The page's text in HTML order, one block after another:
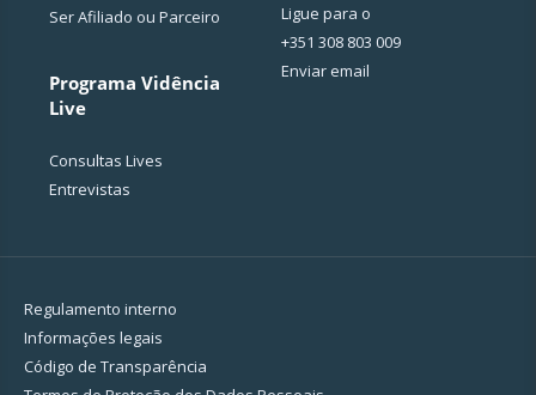
Ser Afiliado ou Parceiro
Programa Vidência
Live
Consultas Lives
Entrevistas
Ligue para o
+351 308 803 009
Enviar email
Regulamento interno
Informações legais
Código de Transparência